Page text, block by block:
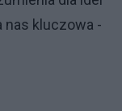
nas kluczowa -